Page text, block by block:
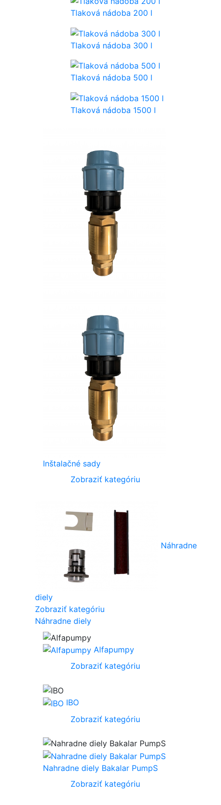
Tlaková nádoba 200 l
Tlaková nádoba 300 l
Tlaková nádoba 500 l
Tlaková nádoba 1500 l
Inštalačné sady
Zobraziť kategóriu
Náhradne
diely
Zobraziť kategóriu
Náhradne diely
Alfapumpy
Zobraziť kategóriu
IBO
Zobraziť kategóriu
Nahradne diely Bakalar PumpS
Zobraziť kategóriu